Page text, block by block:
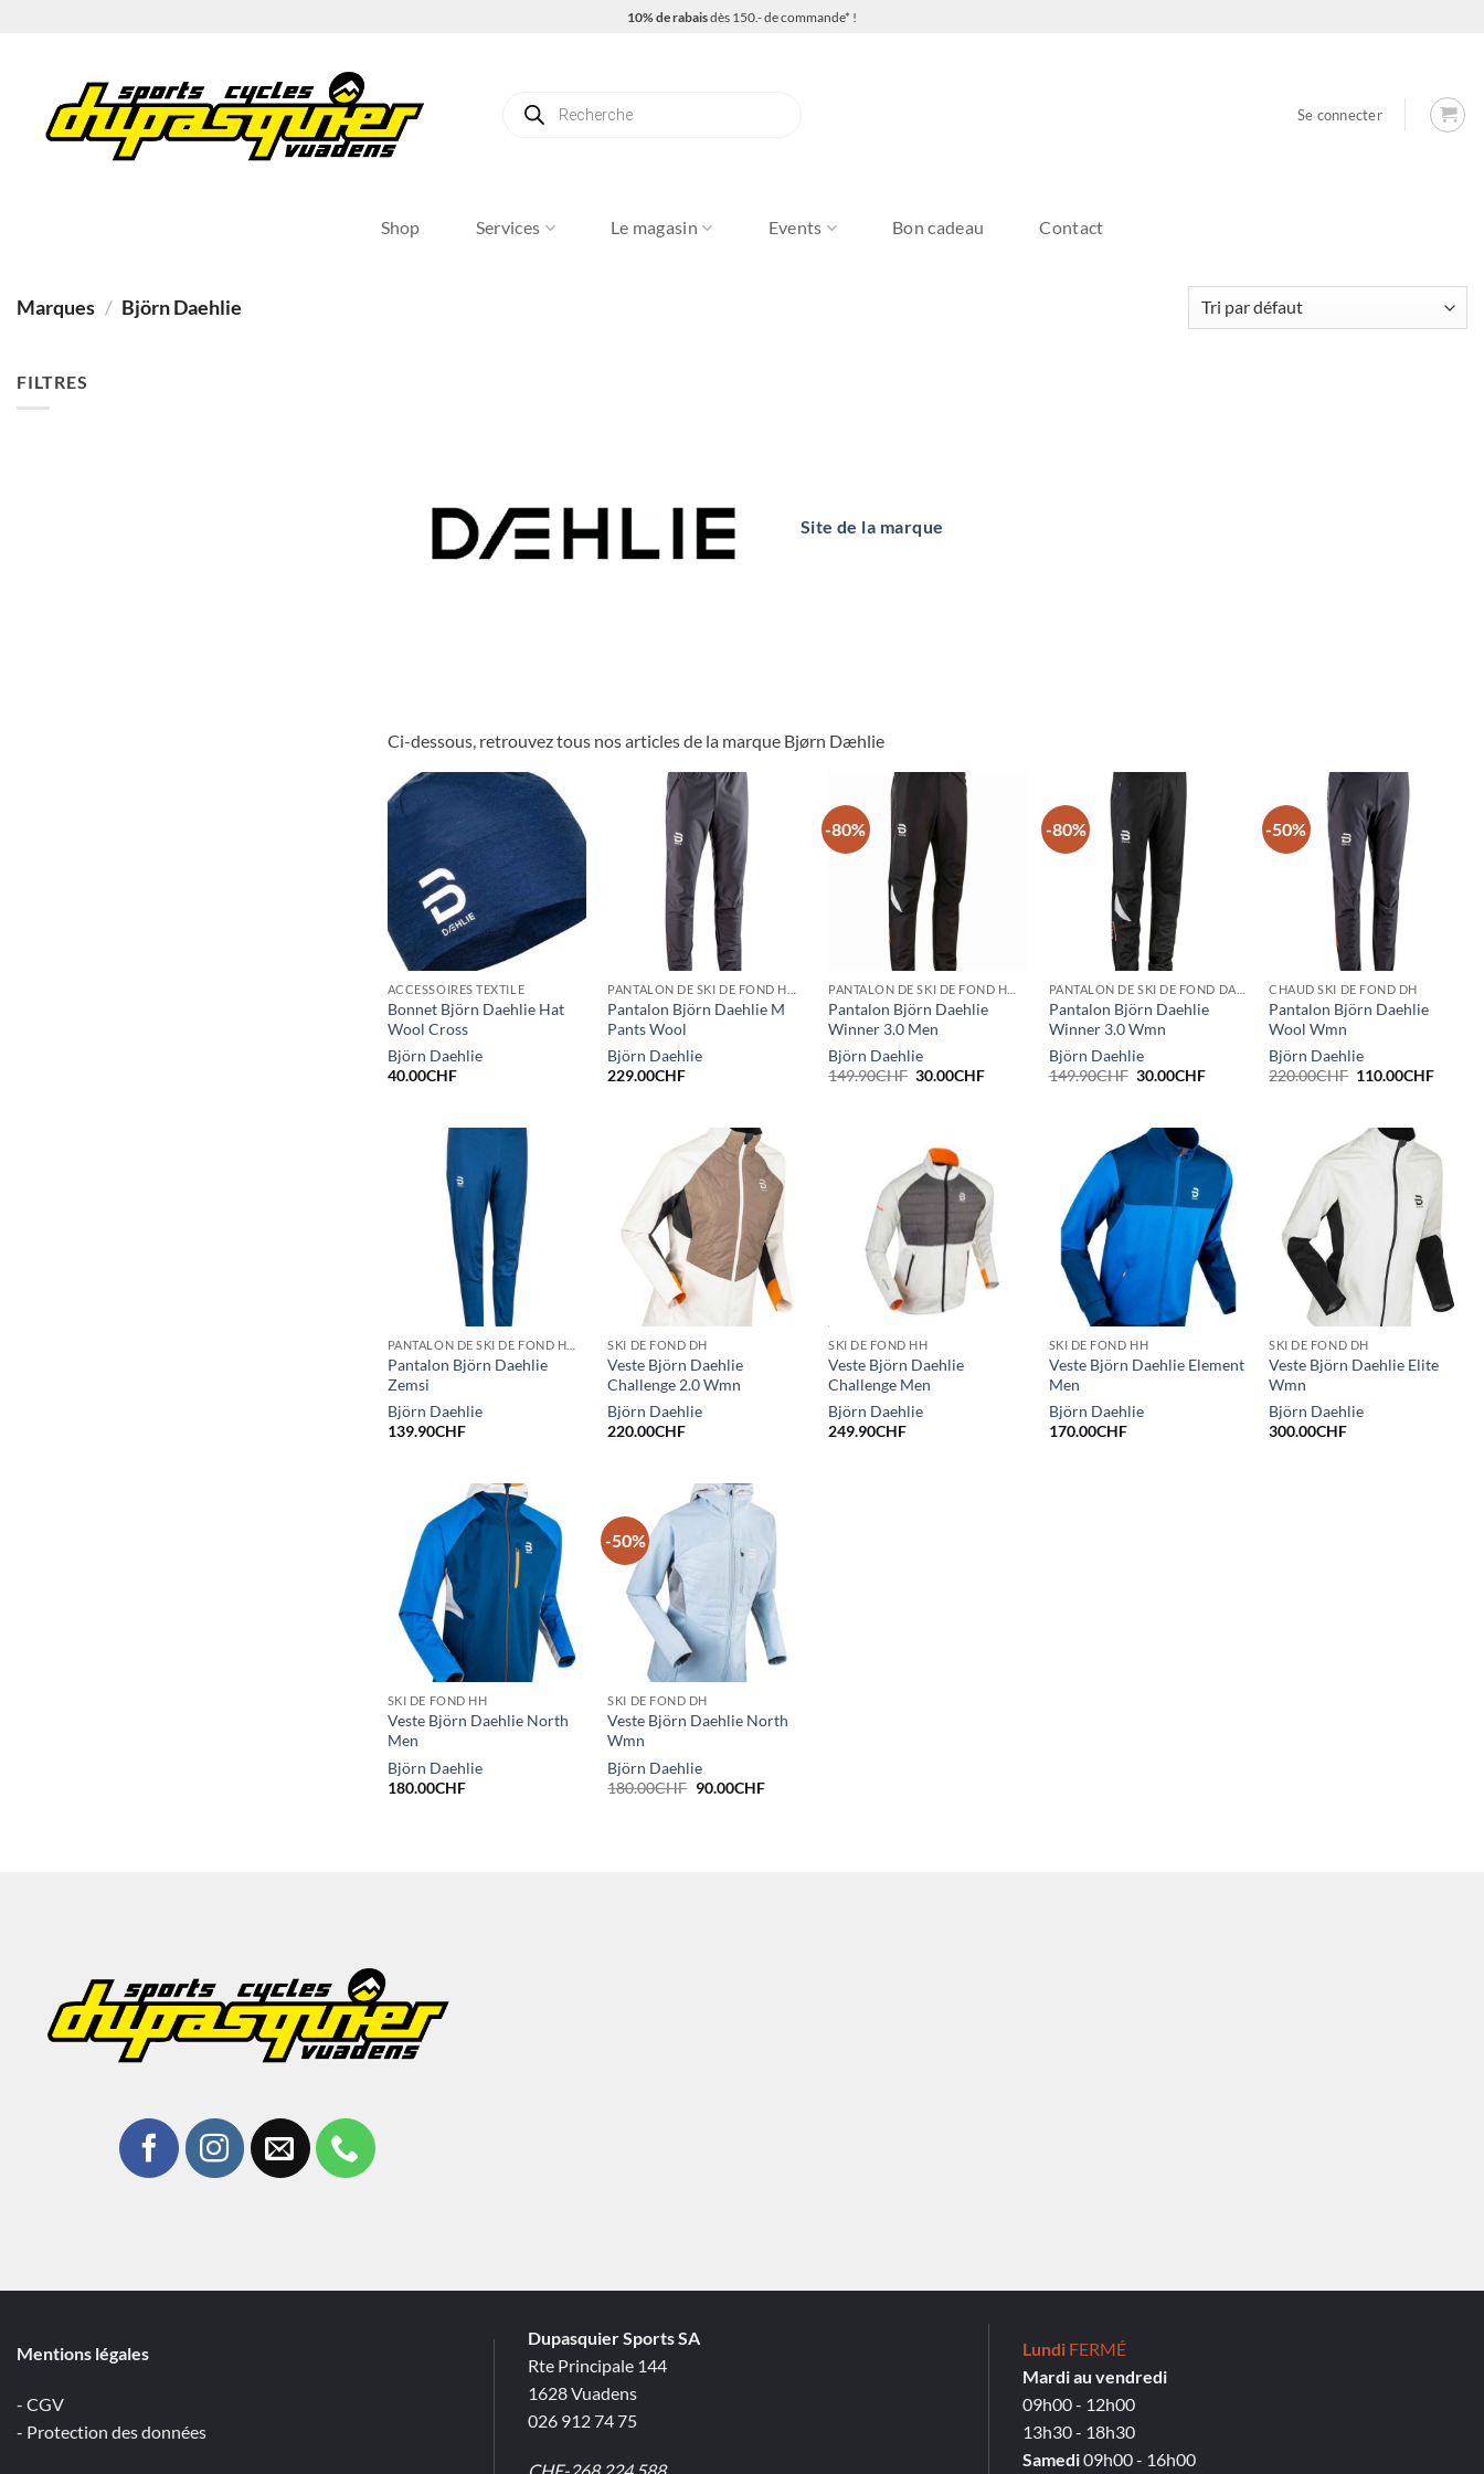
10% de rabaisdès 150.- de commande* !
produits
Se connecter
Shop Services Le magasin Events Bon cadeau Contact
Marques / Björn Daehlie
FILTRES
Site de la marque
Ci-dessous, retrouvez tous nos articles de la marque Bjørn Dæhlie
ACCESSOIRES TEXTILE
Bonnet Björn Daehlie Hat
Wool Cross
Björn Daehlie
40.00CHF
Pantalon Björn Daehlie M
Pants Wool
Björn Daehlie
229.00CHF
-80%
Pantalon Björn Daehlie
Winner 3.0 Men
Björn Daehlie
149.90CHF Le
30.00CHFLe
-80%
Pantalon Björn Daehlie
Winner 3.0 Wmn
Björn Daehlie
149.90CHF Le
149.90CHF.
30.00CHFLe
-50%
CHAUD SKI DE FOND DH
Pantalon Björn Daehlie
Wool Wmn
Björn Daehlie
220.00CHF Le
220.00CHF.
110.00CHFLe
Pantalon Björn Daehlie
Zemsi
Björn Daehlie
139.90CHF
SKI DE FOND DH
Veste Björn Daehlie
Challenge 2.0 Wmn
Björn Daehlie
220.00CHF
SKI DE FOND HH
Veste Björn Daehlie
Challenge Men
Björn Daehlie
249.90CHF
SKI DE FOND HH
Veste Björn Daehlie Element
Men
Björn Daehlie
170.00CHF
SKI DE FOND DH
Veste Björn Daehlie Elite
Wmn
Björn Daehlie
300.00CHF
SKI DE FOND HH
Veste Björn Daehlie North
Men
Björn Daehlie
180.00CHF
-50%
SKI DE FOND DH
Veste Björn Daehlie North
Wmn
Björn Daehlie
180.00CHF Le
90.00CHFLe
Mentions légales
- CGV
- Protection des données
Dupasquier Sports SA
Rte Principale 144
1628 Vuadens
026 912 74 75
Lundi FERMÉ
Mardi au vendredi
09h00 - 12h00
13h30 - 18h30
Samedi09h00 - 16h00